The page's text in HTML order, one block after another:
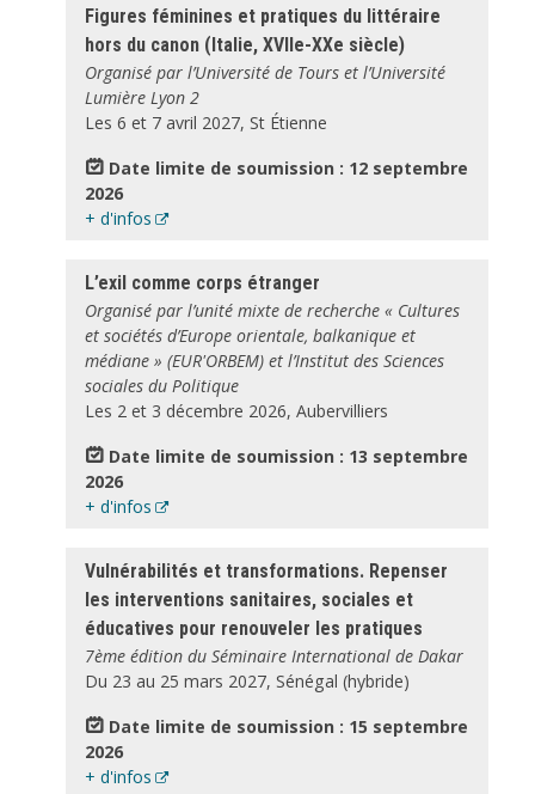
Figures féminines et pratiques du littéraire
hors du canon (Italie, XVIIe-XXe siècle)
Organisé par l’Université de Tours et l’Université
Lumière Lyon 2
Les 6 et 7 avril 2027, St Étienne
Date limite de soumission : 12 septembre
2026
+ d'infos
L’exil comme corps étranger
Organisé par l’unité mixte de recherche « Cultures
et sociétés d’Europe orientale, balkanique et
médiane » (EUR'ORBEM) et l’Institut des Sciences
sociales du Politique
Les 2 et 3 décembre 2026, Aubervilliers
Date limite de soumission : 13 septembre
2026
+ d'infos
Vulnérabilités et transformations. Repenser
les interventions sanitaires, sociales et
éducatives pour renouveler les pratiques
7ème édition du Séminaire International de Dakar
Du 23 au 25 mars 2027, Sénégal (hybride)
Date limite de soumission : 15 septembre
2026
+ d'infos